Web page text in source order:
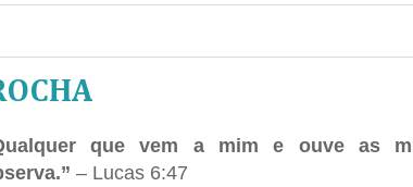
que vem a mim e ouve as
– Lucas 6:47